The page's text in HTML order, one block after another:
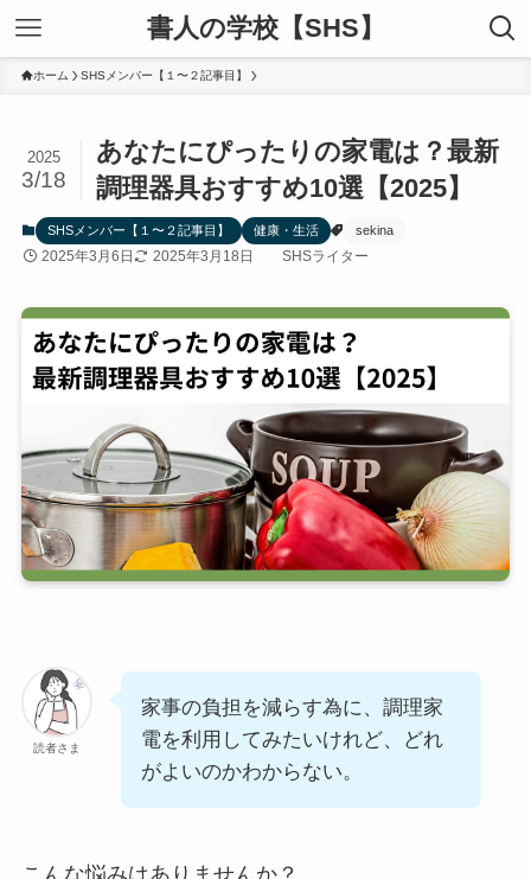
書人の学校【SHS】
ホーム SHSメンバー【１〜２記事目】
あなたにぴったりの家電は？最新
調理器具おすすめ10選【2025】
2025
3/18
SHSメンバー【１〜２記事目】 健康・生活 sekina
2025年3月6日 2025年3月18日 SHSライター
読者さま
家事の負担を減らす為に、調理家
電を利用してみたいけれど、どれ
がよいのかわからない。
こんな悩みはありませんか？